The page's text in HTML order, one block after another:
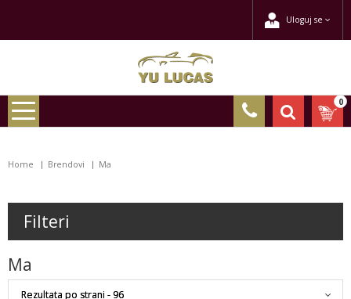
Uloguj se
0
Home Brendovi Ma
Filteri
Ma